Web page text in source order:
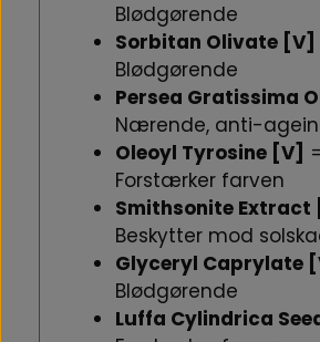
Blødgørende
Sorbitan Olivate [V]
Blødgørende
Persea Gratissima
Nærende, anti-
Oleoyl Tyrosine [V]
Forstærker farven
Smithsonite Extract
Beskytter mod
Glyceryl Caprylate
Blødgørende
Luffa Cylindrica